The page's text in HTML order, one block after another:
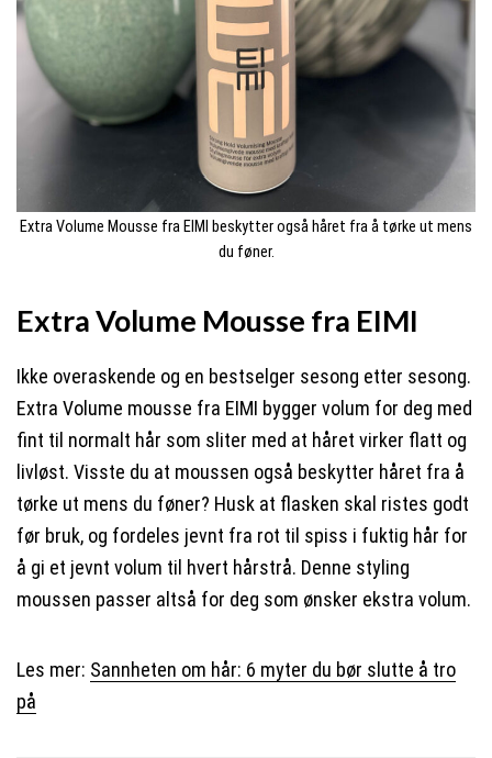
Extra Volume Mousse fra EIMI beskytter også håret fra å tørke ut mens
du føner.
Extra Volume Mousse fra EIMI
Ikke overaskende og en bestselger sesong etter sesong.
Extra Volume mousse fra EIMI bygger volum for deg med
fint til normalt hår som sliter med at håret virker flatt og
livløst. Visste du at moussen også beskytter håret fra å
tørke ut mens du føner? Husk at flasken skal ristes godt
før bruk, og fordeles jevnt fra rot til spiss i fuktig hår for
å gi et jevnt volum til hvert hårstrå. Denne styling
moussen passer altså for deg som ønsker ekstra volum.
Les mer: Sannheten om hår: 6 myter du bør slutte å tro
på